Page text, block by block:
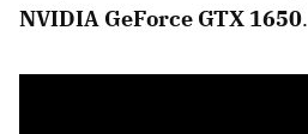
NVIDIA GeForce GTX 1650.